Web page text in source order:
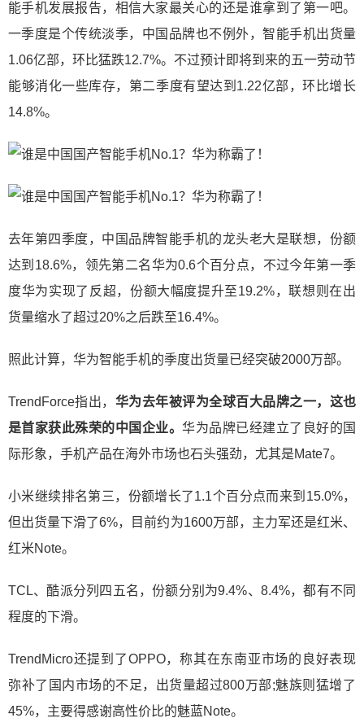
能手机发展报告，相信大家最关心的还是谁拿到了第一吧。
一季度是个传统淡季，中国品牌也不例外，智能手机出货量
1.06亿部，环比猛跌12.7%。不过预计即将到来的五一劳动节
能够消化一些库存，第二季度有望达到1.22亿部，环比增长
14.8%。
去年第四季度，中国品牌智能手机的龙头老大是联想，份额
达到18.6%，领先第二名华为0.6个百分点，不过今年第一季
度华为实现了反超，份额大幅度提升至19.2%，联想则在出
货量缩水了超过20%之后跌至16.4%。
照此计算，华为智能手机的季度出货量已经突破2000万部。
TrendForce指出， 华为去年被评为全球百大品牌之一，这也
是首家获此殊荣的中国企业。华为品牌已经建立了良好的国
际形象，手机产品在海外市场也石头强劲，尤其是Mate7。
小米继续排名第三，份额增长了1.1个百分点而来到15.0%，
但出货量下滑了6%，目前约为1600万部，主力军还是红米、
红米Note。
TCL、酷派分列四五名，份额分别为9.4%、8.4%，都有不同
程度的下滑。
TrendMicro还提到了OPPO，称其在东南亚市场的良好表现
弥补了国内市场的不足，出货量超过800万部;魅族则猛增了
45%，主要得感谢高性价比的魅蓝Note。